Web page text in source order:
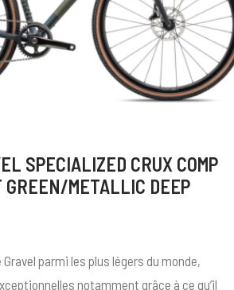
SPECIALIZED CRUX COMP
GREEN/METALLIC DEEP
parmi les plus légers du monde,
notamment grâce à ce qu’il